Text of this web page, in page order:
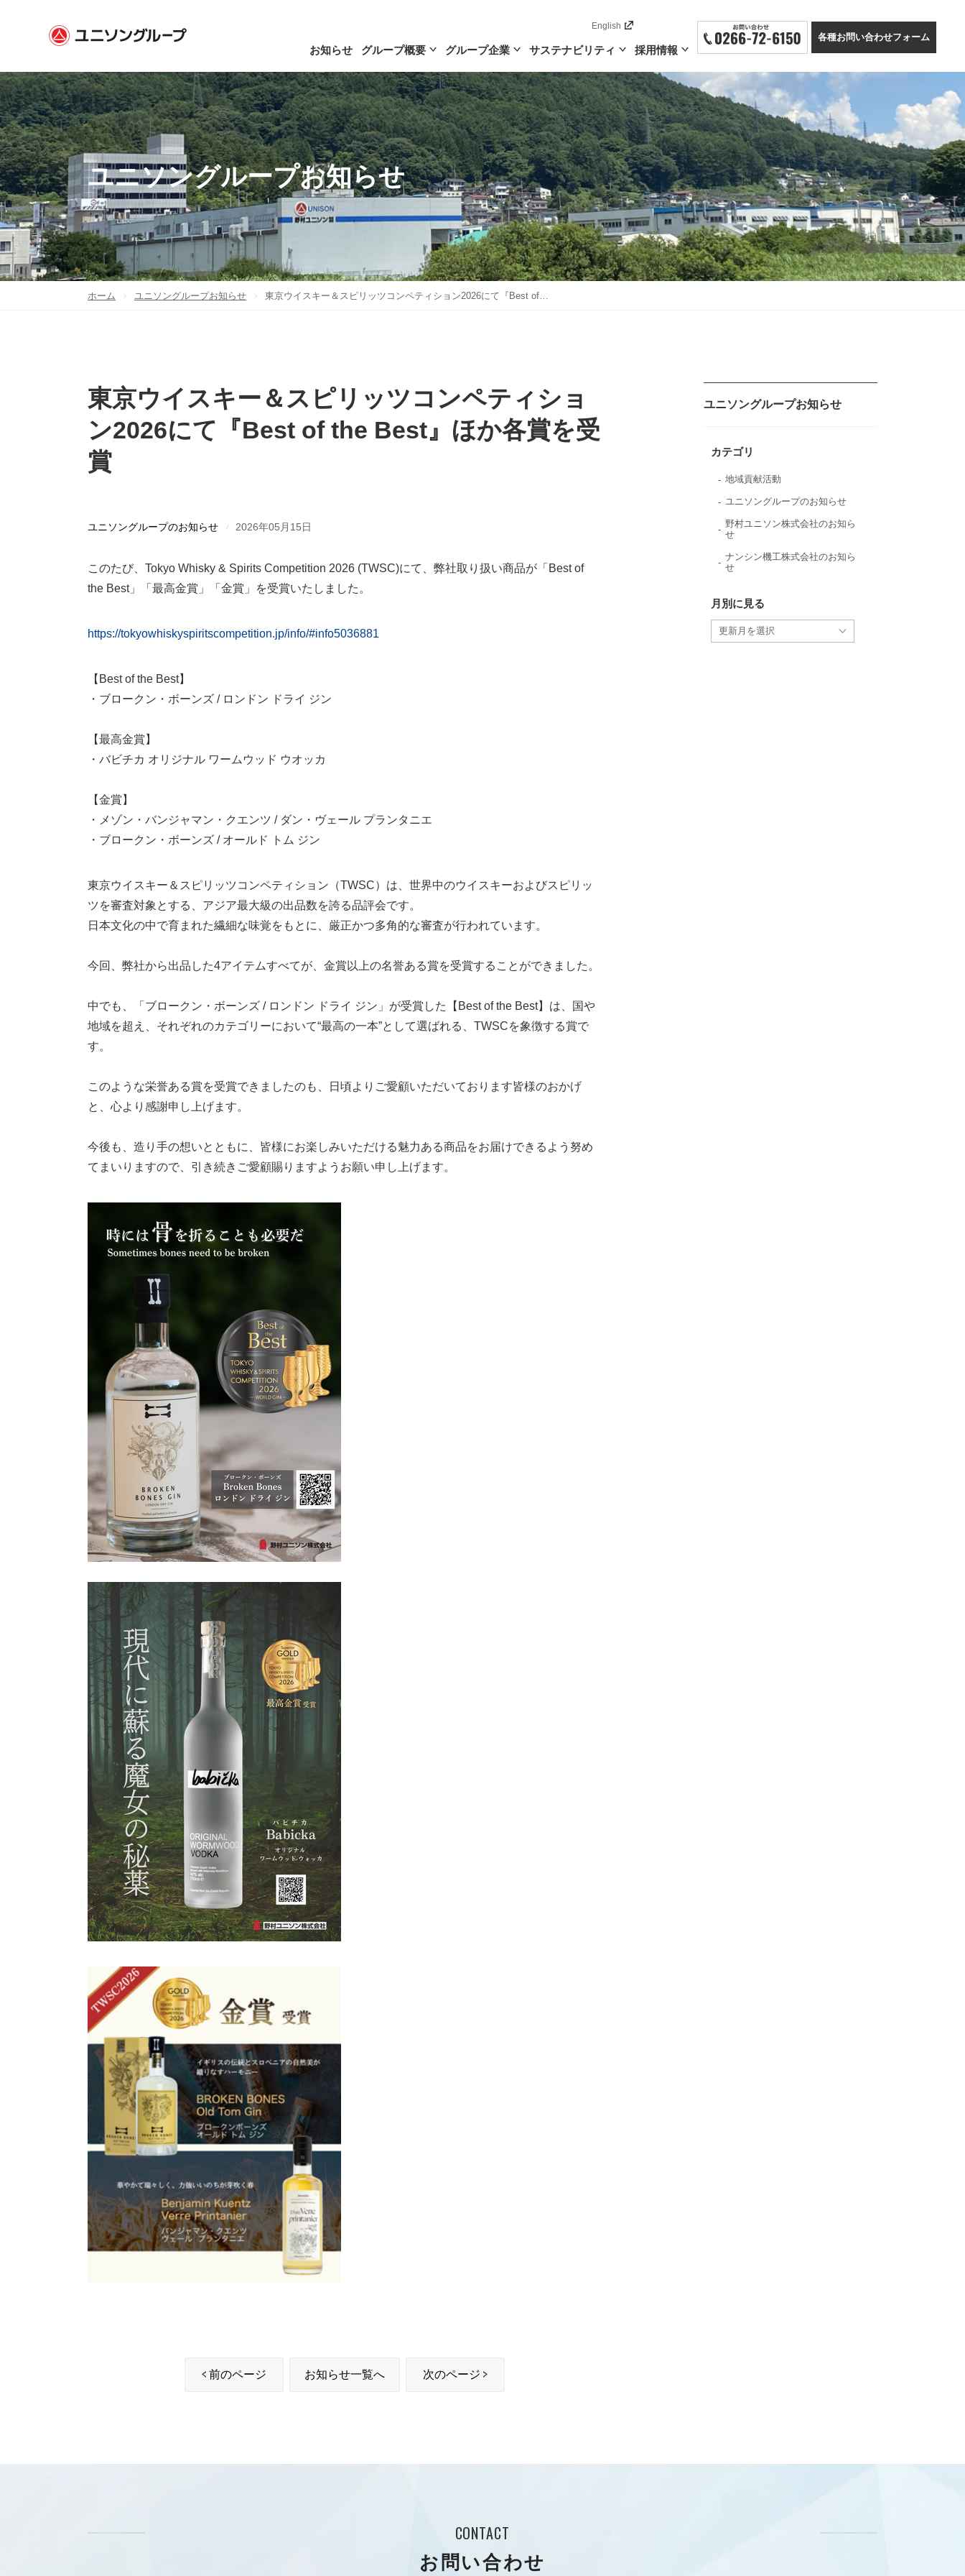
お知らせ グループ概要 グループ企業 サステナビリティ 採用情報
各種お問い合わせフォーム
English
ユニソングループお知らせ
ホーム ユニソングループお知らせ 東京ウイスキー＆スピリッツコンペティション2026にて『Best of…
東京ウイスキー＆スピリッツコンペティショ
ン2026にて『Best of the Best』ほか各賞を受
賞
ユニソングループのお知らせ 2026年05月15日
このたび、Tokyo Whisky & Spirits Competition 2026 (TWSC)にて、弊社取り扱い商品が「Best of
the Best」「最高金賞」「金賞」を受賞いたしました。
https://tokyowhiskyspiritscompetition.jp/info/#info5036881
【Best of the Best】
・ブロークン・ボーンズ / ロンドン ドライ ジン
【最高金賞】
・バビチカ オリジナル ワームウッド ウオッカ
【金賞】
・メゾン・バンジャマン・クエンツ / ダン・ヴェール プランタニエ
・ブロークン・ボーンズ / オールド トム ジン
東京ウイスキー＆スピリッツコンペティション（TWSC）は、世界中のウイスキーおよびスピリッ
ツを審査対象とする、アジア最大級の出品数を誇る品評会です。
日本文化の中で育まれた繊細な味覚をもとに、厳正かつ多角的な審査が行われています。
今回、弊社から出品した4アイテムすべてが、金賞以上の名誉ある賞を受賞することができました。
中でも、「ブロークン・ボーンズ / ロンドン ドライ ジン」が受賞した【Best of the Best】は、国や
地域を超え、それぞれのカテゴリーにおいて“最高の一本”として選ばれる、TWSCを象徴する賞で
す。
このような栄誉ある賞を受賞できましたのも、日頃よりご愛顧いただいております皆様のおかげ
と、心より感謝申し上げます。
今後も、造り手の想いとともに、皆様にお楽しみいただける魅力ある商品をお届けできるよう努め
てまいりますので、引き続きご愛顧賜りますようお願い申し上げます。
前のページ お知らせ一覧へ 次のページ
ユニソングループお知らせ
カテゴリ
地域貢献活動
ユニソングループのお知らせ
野村ユニソン株式会社のお知ら
せ
ナンシン機工株式会社のお知ら
せ
月別に見る
CONTACT
お問い合わせ